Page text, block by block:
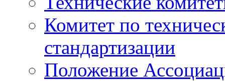
Комитет по
стандартизации
Положение